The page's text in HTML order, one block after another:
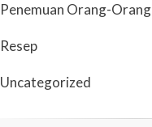
Penemuan Orang-
Resep
Uncategorized